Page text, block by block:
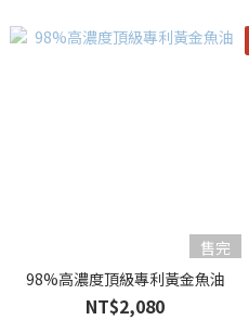
售完
98%高濃度頂級專利黃金魚油
NT$2,080